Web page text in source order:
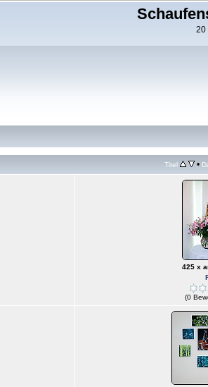
20
Titel •
425 x
(0